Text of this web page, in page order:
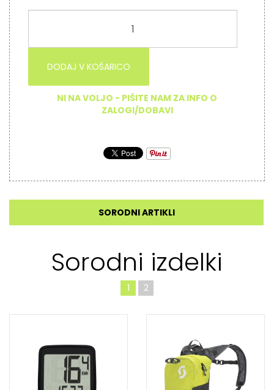
DODAJ V KOŠARICO
NI NA VOLJO - PIŠITE NAM ZA INFO O
ZALOGI/DOBAVI
SORODNI ARTIKLI
Sorodni izdelki
1 2